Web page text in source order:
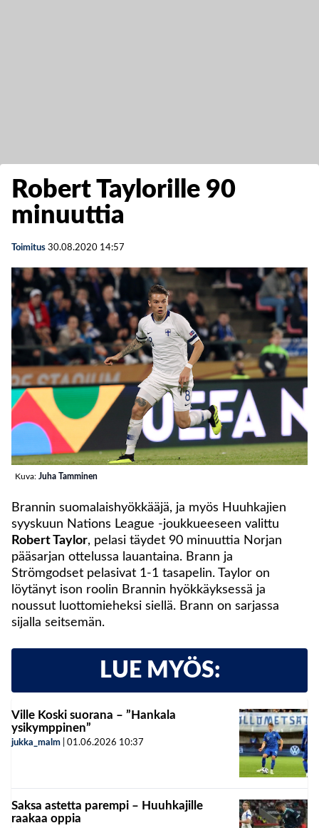
Robert Taylorille 90
minuuttia
Toimitus 30.08.2020 14:57
Kuva: Juha Tamminen
Brannin suomalaishyökkääjä, ja myös Huuhkajien
syyskuun Nations League -joukkueeseen valittu
Robert Taylor, pelasi täydet 90 minuuttia Norjan
pääsarjan ottelussa lauantaina. Brann ja
Strömgodset pelasivat 1-1 tasapelin. Taylor on
löytänyt ison roolin Brannin hyökkäyksessä ja
noussut luottomieheksi siellä. Brann on sarjassa
sijalla seitsemän.
LUE MYÖS:
Ville Koski suorana – ”Hankala
ysikymppinen”
jukka_malm 01.06.2026 10:37
Saksa astetta parempi – Huuhkajille
raakaa oppia